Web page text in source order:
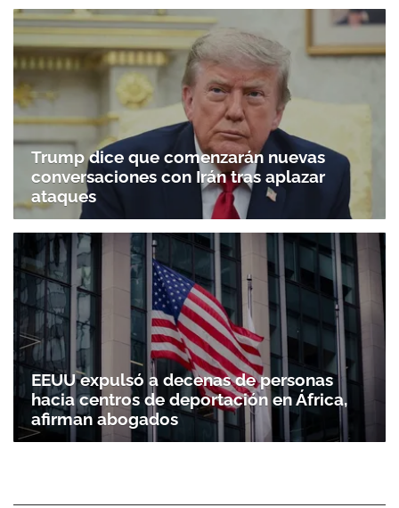
Trump dice que comenzarán nuevas
conversaciones con Irán tras aplazar
ataques
EEUU expulsó a decenas de personas
hacia centros de deportación en África,
afirman abogados